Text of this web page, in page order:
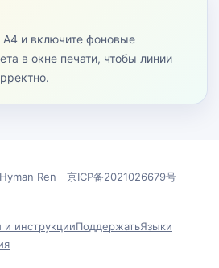
A4 и включите фоновые
в окне печати, чтобы линии
Ren 京ICP备2021026679号
инструкцииПоддержатьЯзыки